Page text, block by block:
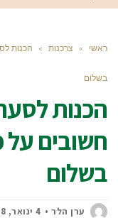
ראשי » צרכנות » הכנות
בשלום
הכנות
חשובים
בשלום
ערן הלר 4 ינואר, 2018